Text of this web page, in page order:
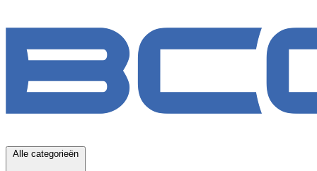
Alle categorieën